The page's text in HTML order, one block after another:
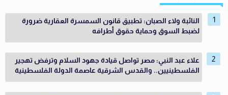
النائبة ولاء الصبان: تطبيق قانون السمسرة العقارية ضرورة
لضبط السوق وحماية حقوق أطرافه
علاء عبد النبي: مصر تواصل قيادة جهود السلام وترفض تهجير
الفلسطينيين.. والقدس الشرقية عاصمة الدولة الفلسطينية